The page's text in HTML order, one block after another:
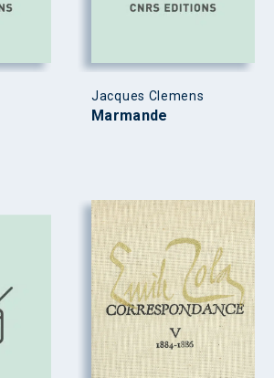
Jacques Clemens
Marmande